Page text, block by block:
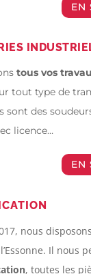
EN
tous vos
tout type de
sont des
licence…
EN
nous
Il nous
, toutes les